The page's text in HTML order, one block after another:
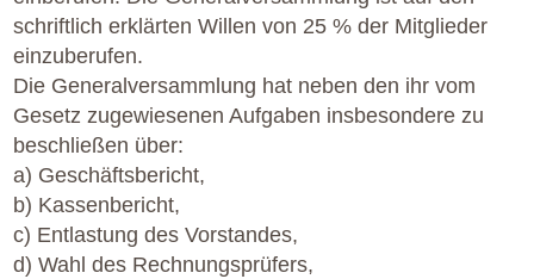
schriftlich erklärten Willen von 25 % der Mitglieder
einzuberufen.
Die Generalversammlung hat neben den ihr vom
Gesetz zugewiesenen Aufgaben insbesondere zu
beschließen über:
a) Geschäftsbericht,
b) Kassenbericht,
c) Entlastung des Vorstandes,
d) Wahl des Rechnungsprüfers,